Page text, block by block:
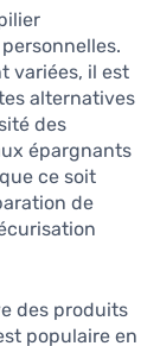
variées, il est
alternatives
des
épargnants
ce soit
de
des produits
populaire en